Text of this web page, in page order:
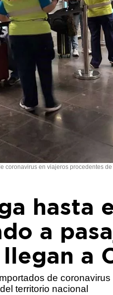
coronavirus en viajeros procedentes
hasta
a
a
de coronavirus
territorio nacional